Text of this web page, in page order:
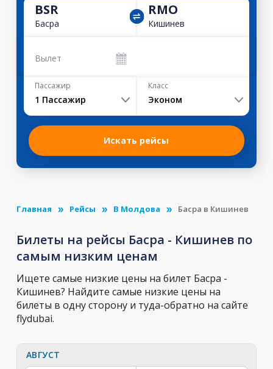
BSR
Басра
RMO
Кишинев
Вылет
Пассажир
1 Пассажир
Класс
Эконом
Искать рейсы
Главная Рейсы В Молдова Басра в Кишинев
Билеты на рейсы Басра - Кишинев по
самым низким ценам
Ищете самые низкие цены на билет Басра -
Кишинев? Найдите самые низкие цены на
билеты в одну сторону и туда-обратно на сайте
flydubai.
АВГУСТ